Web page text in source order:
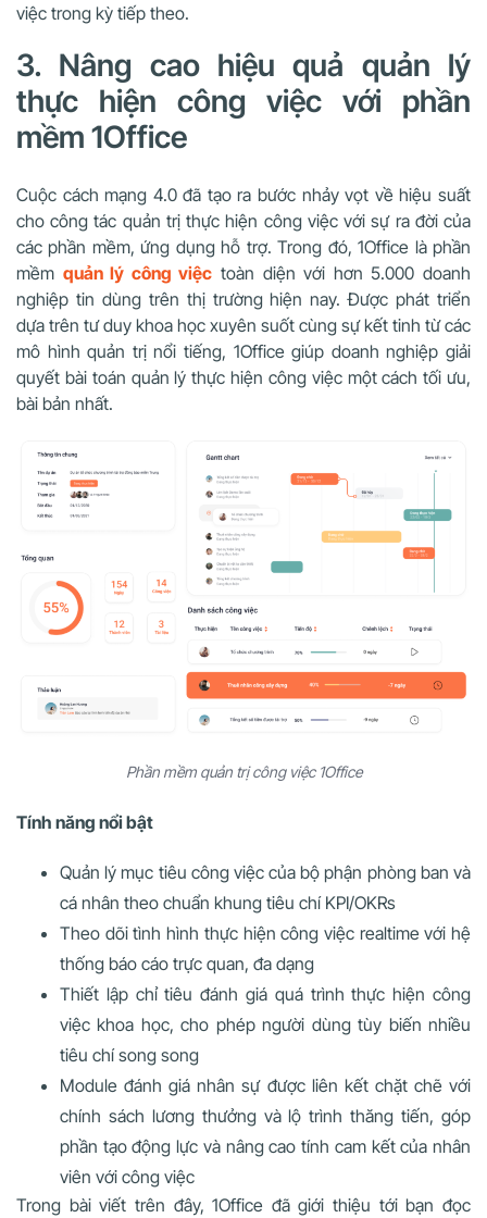
việc trong kỳ tiếp theo.
3. Nâng cao hiệu quả quản lý
thực hiện công việc với phần
mềm 1Office
Cuộc cách mạng 4.0 đã tạo ra bước nhảy vọt về hiệu suất
cho công tác quản trị thực hiện công việc với sự ra đời của
các phần mềm, ứng dụng hỗ trợ. Trong đó, 1Office là phần
mềm quản lý công việc toàn diện với hơn 5.000 doanh
nghiệp tin dùng trên thị trường hiện nay. Được phát triển
dựa trên tư duy khoa học xuyên suốt cùng sự kết tinh từ các
mô hình quản trị nổi tiếng, 1Office giúp doanh nghiệp giải
quyết bài toán quản lý thực hiện công việc một cách tối ưu,
bài bản nhất.
Phần mềm quản trị công việc 1Office
Tính năng nổi bật
Quản lý mục tiêu công việc của bộ phận phòng ban và
cá nhân theo chuẩn khung tiêu chí KPI/OKRs
Theo dõi tình hình thực hiện công việc realtime với hệ
thống báo cáo trực quan, đa dạng
Thiết lập chỉ tiêu đánh giá quá trình thực hiện công
việc khoa học, cho phép người dùng tùy biến nhiều
tiêu chí song song
Module đánh giá nhân sự được liên kết chặt chẽ với
chính sách lương thưởng và lộ trình thăng tiến, góp
phần tạo động lực và nâng cao tính cam kết của nhân
viên với công việc
Trong bài viết trên đây, 1Office đã giới thiệu tới bạn đọc